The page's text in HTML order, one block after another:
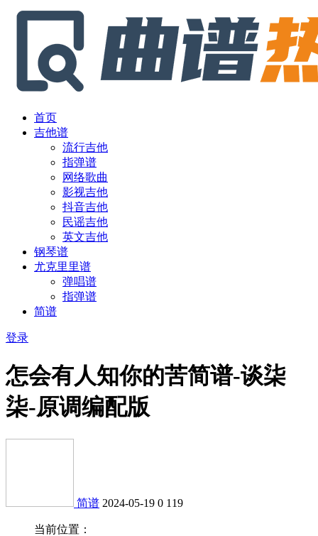
首页
吉他谱
流行吉他
指弹谱
网络歌曲
影视吉他
抖音吉他
民谣吉他
英文吉他
钢琴谱
尤克里里谱
弹唱谱
指弹谱
简谱
登录
怎会有人知你的苦简谱-谈柒
柒-原调编配版
简谱 2024-05-19 0 119
当前位置：